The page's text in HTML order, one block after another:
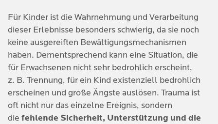
Für Kinder ist die Wahrnehmung und Verarbeitung
dieser Erlebnisse besonders schwierig, da sie noch
keine ausgereiften Bewältigungsmechanismen
haben. Dementsprechend kann eine Situation, die
für Erwachsenen nicht sehr bedrohlich erscheint,
z. B. Trennung, für ein Kind existenziell bedrohlich
erscheinen und große Ängste auslösen. Trauma ist
oft nicht nur das einzelne Ereignis, sondern
die fehlende Sicherheit, Unterstützung und die